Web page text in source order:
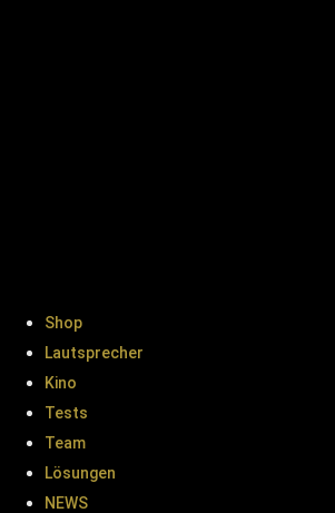
Shop
Lautsprecher
Kino
Tests
Team
Lösungen
NEWS